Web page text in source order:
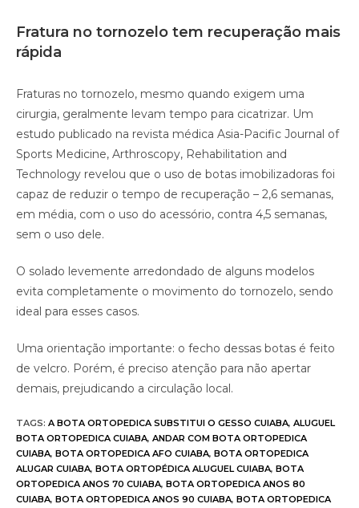
Fratura no tornozelo tem recuperação mais
rápida
Fraturas no tornozelo, mesmo quando exigem uma
cirurgia, geralmente levam tempo para cicatrizar. Um
estudo publicado na revista médica Asia-Pacific Journal of
Sports Medicine, Arthroscopy, Rehabilitation and
Technology revelou que o uso de botas imobilizadoras foi
capaz de reduzir o tempo de recuperação – 2,6 semanas,
em média, com o uso do acessório, contra 4,5 semanas,
sem o uso dele.
O solado levemente arredondado de alguns modelos
evita completamente o movimento do tornozelo, sendo
ideal para esses casos.
Uma orientação importante: o fecho dessas botas é feito
de velcro. Porém, é preciso atenção para não apertar
demais, prejudicando a circulação local.
TAGS: A BOTA ORTOPEDICA SUBSTITUI O GESSO CUIABA, ALUGUEL
BOTA ORTOPEDICA CUIABA, ANDAR COM BOTA ORTOPEDICA
CUIABA, BOTA ORTOPEDICA AFO CUIABA, BOTA ORTOPEDICA
ALUGAR CUIABA, BOTA ORTOPÉDICA ALUGUEL CUIABA, BOTA
ORTOPEDICA ANOS 70 CUIABA, BOTA ORTOPEDICA ANOS 80
CUIABA, BOTA ORTOPEDICA ANOS 90 CUIABA, BOTA ORTOPEDICA